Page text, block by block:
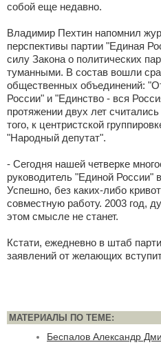
собой еще недавно.
Владимир Пехтин напомнил
перспективы партии "Единая
силу Закона о политических
туманными. В состав вошли
общественных объединений:
России" и "Единство - вся
протяжении двух лет
того, к центристской
"Народный депутат".
- Сегодня нашей четверке
руководитель "Единой России"
Успешно, без каких-либо
совместную работу. 2003 год,
этом смысле не станет.
Кстати, ежедневно в штаб
заявлений от желающих
МАТЕРИАЛЫ ПО ТЕМЕ:
Беспалов Александр